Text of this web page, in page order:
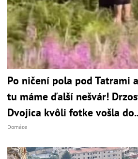
Po ničení pola pod Tatrami
tu máme ďalší nešvár!
Dvojica kvôli fotke vošla
Domáce